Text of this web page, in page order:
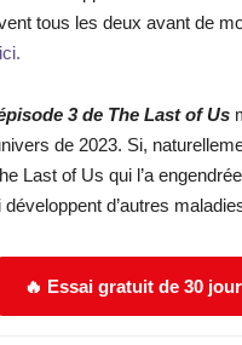
tous les deux avant de
3 de The Last of Us
de 2023. Si,
Last of Us qui l’a
d’autres
🔥 Essai gratuit de 30